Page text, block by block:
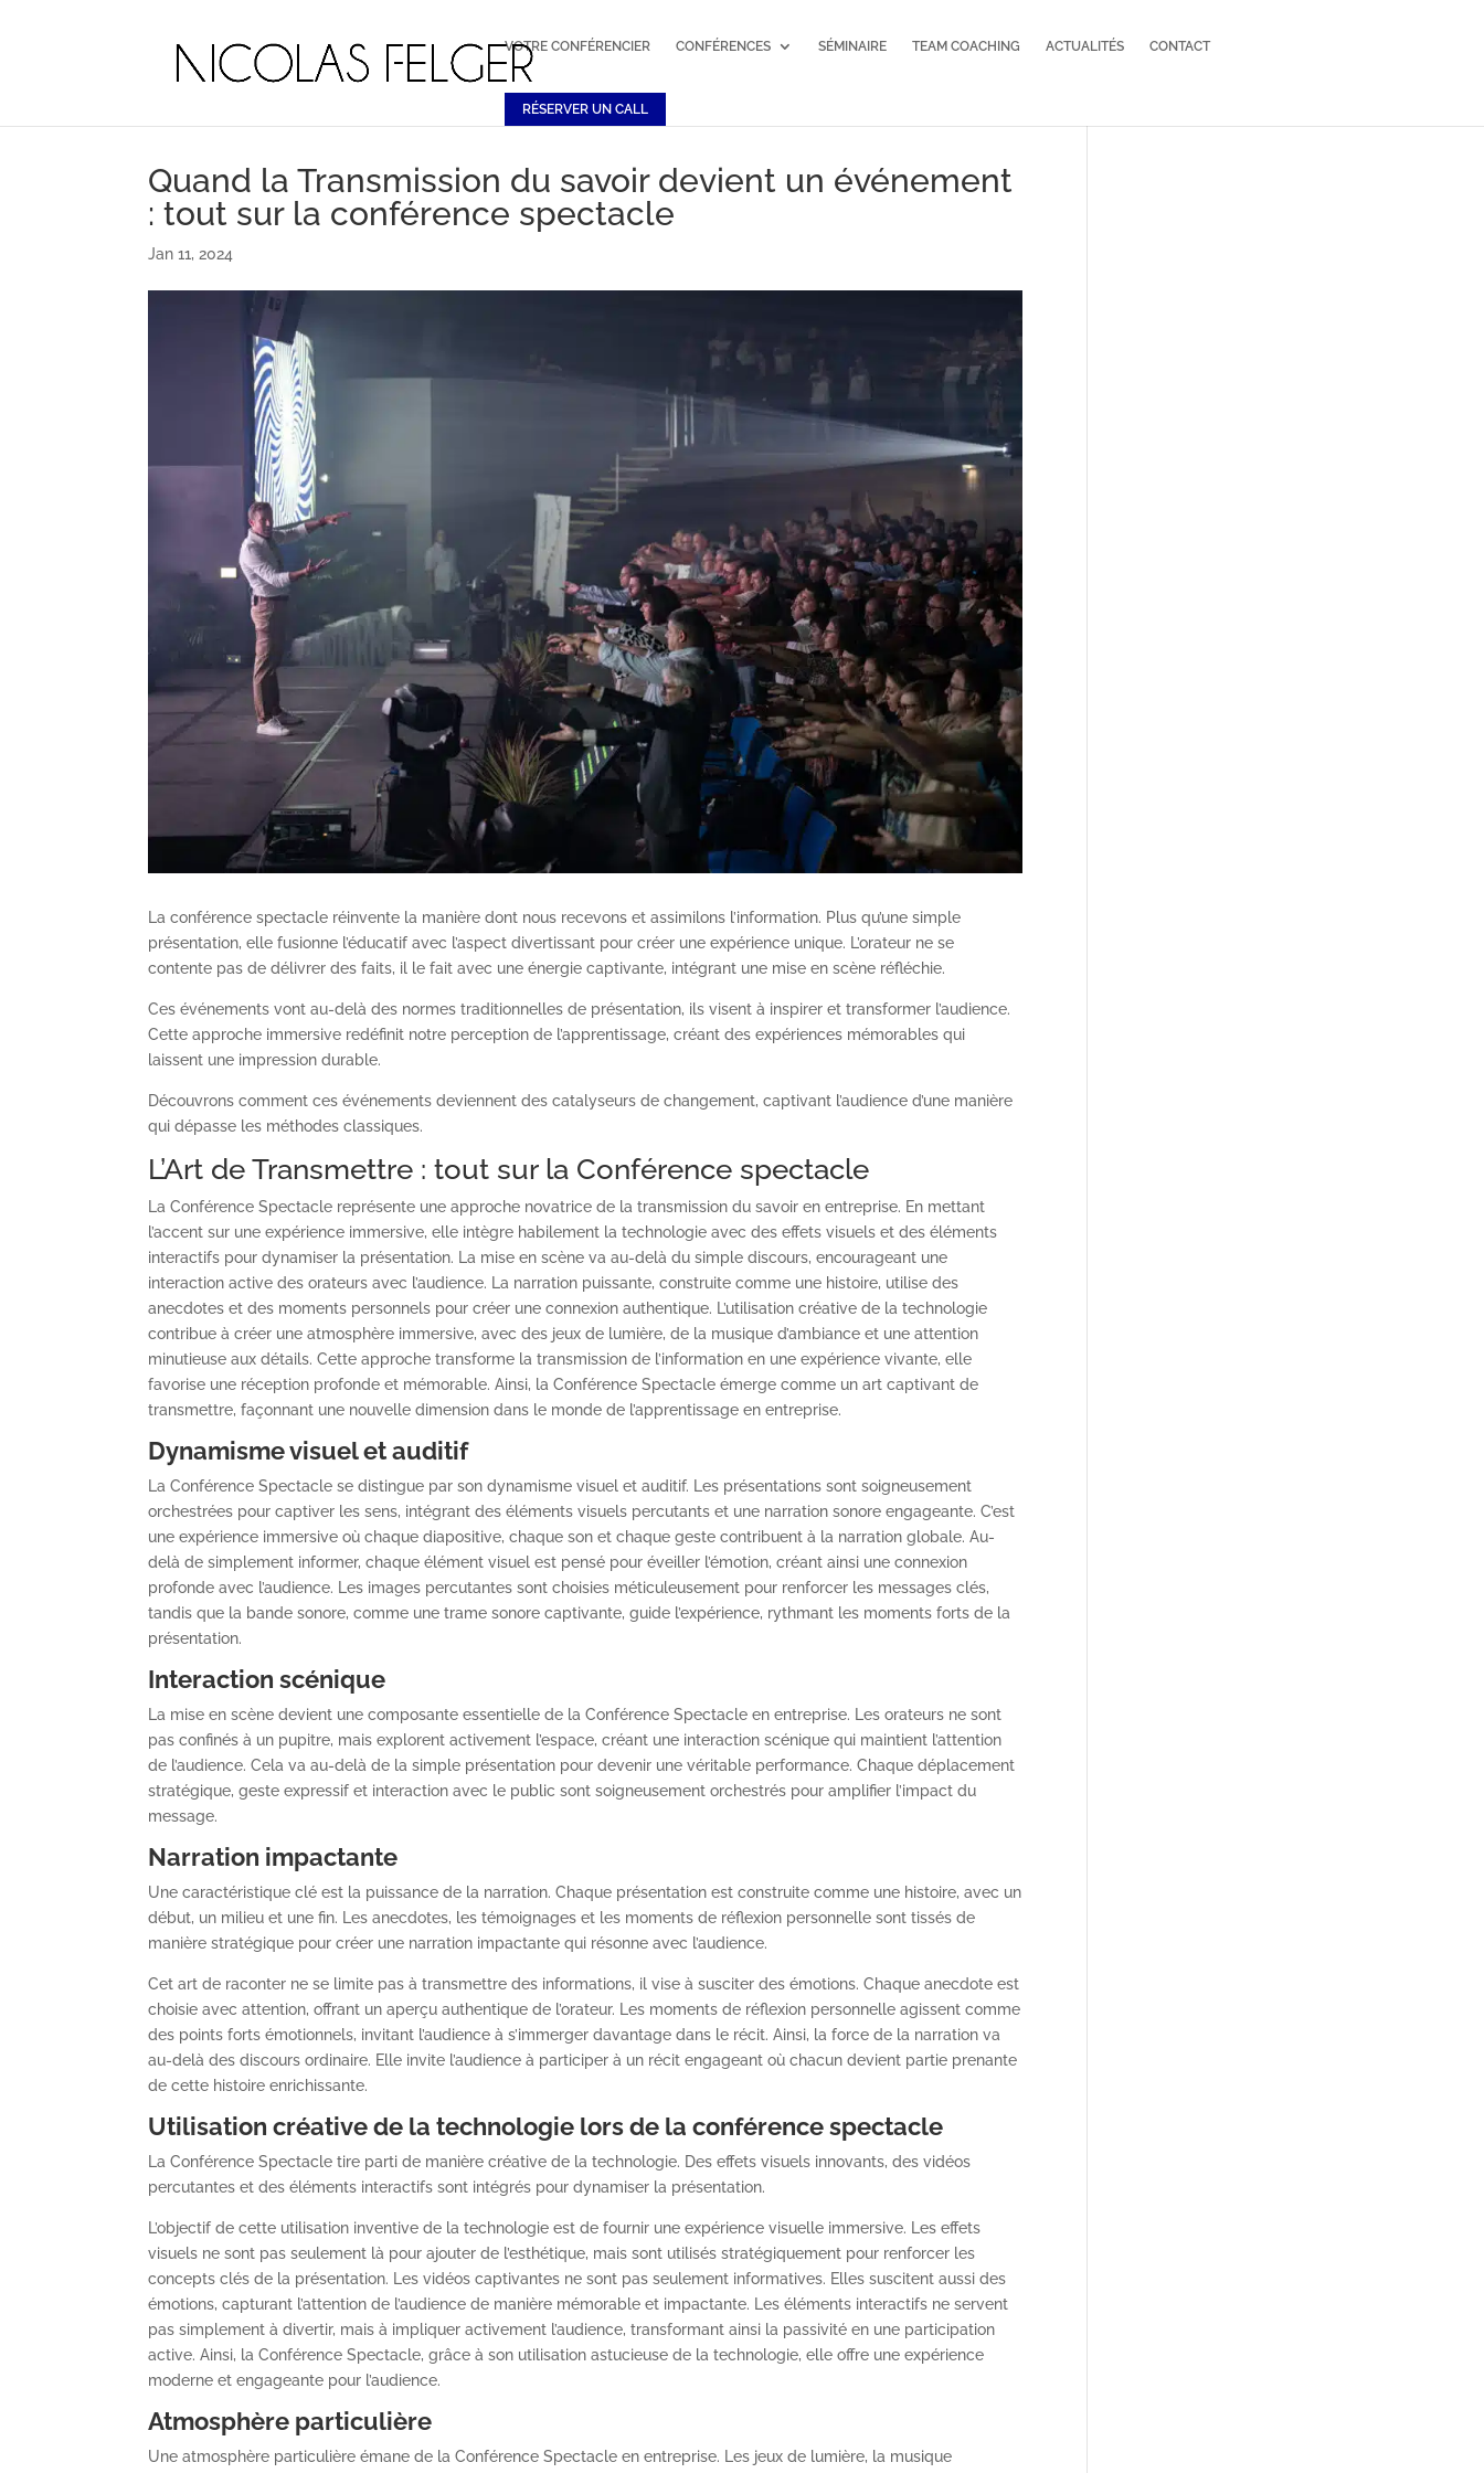
VOTRE CONFÉRENCIER CONFÉRENCES SÉMINAIRE TEAM COACHING ACTUALITÉS CONTACT
RÉSERVER UN CALL
Quand la Transmission du savoir devient un événement
: tout sur la conférence spectacle
Jan 11, 2024
La conférence spectacle réinvente la manière dont nous recevons et assimilons l’information. Plus qu’une simple
présentation, elle fusionne l’éducatif avec l’aspect divertissant pour créer une expérience unique. L’orateur ne se
contente pas de délivrer des faits, il le fait avec une énergie captivante, intégrant une mise en scène réfléchie.
Ces événements vont au-delà des normes traditionnelles de présentation, ils visent à inspirer et transformer l’audience.
Cette approche immersive redéfinit notre perception de l’apprentissage, créant des expériences mémorables qui
laissent une impression durable.
Découvrons comment ces événements deviennent des catalyseurs de changement, captivant l’audience d’une manière
qui dépasse les méthodes classiques.
L’Art de Transmettre : tout sur la Conférence spectacle
La Conférence Spectacle représente une approche novatrice de la transmission du savoir en entreprise. En mettant
l’accent sur une expérience immersive, elle intègre habilement la technologie avec des effets visuels et des éléments
interactifs pour dynamiser la présentation. La mise en scène va au-delà du simple discours, encourageant une
interaction active des orateurs avec l’audience. La narration puissante, construite comme une histoire, utilise des
anecdotes et des moments personnels pour créer une connexion authentique. L’utilisation créative de la technologie
contribue à créer une atmosphère immersive, avec des jeux de lumière, de la musique d’ambiance et une attention
minutieuse aux détails. Cette approche transforme la transmission de l’information en une expérience vivante, elle
favorise une réception profonde et mémorable. Ainsi, la Conférence Spectacle émerge comme un art captivant de
transmettre, façonnant une nouvelle dimension dans le monde de l’apprentissage en entreprise.
Dynamisme visuel et auditif
La Conférence Spectacle se distingue par son dynamisme visuel et auditif. Les présentations sont soigneusement
orchestrées pour captiver les sens, intégrant des éléments visuels percutants et une narration sonore engageante. C’est
une expérience immersive où chaque diapositive, chaque son et chaque geste contribuent à la narration globale. Au-
delà de simplement informer, chaque élément visuel est pensé pour éveiller l’émotion, créant ainsi une connexion
profonde avec l’audience. Les images percutantes sont choisies méticuleusement pour renforcer les messages clés,
tandis que la bande sonore, comme une trame sonore captivante, guide l’expérience, rythmant les moments forts de la
présentation.
Interaction scénique
La mise en scène devient une composante essentielle de la Conférence Spectacle en entreprise. Les orateurs ne sont
pas confinés à un pupitre, mais explorent activement l’espace, créant une interaction scénique qui maintient l’attention
de l’audience. Cela va au-delà de la simple présentation pour devenir une véritable performance. Chaque déplacement
stratégique, geste expressif et interaction avec le public sont soigneusement orchestrés pour amplifier l’impact du
message.
Narration impactante
Une caractéristique clé est la puissance de la narration. Chaque présentation est construite comme une histoire, avec un
début, un milieu et une fin. Les anecdotes, les témoignages et les moments de réflexion personnelle sont tissés de
manière stratégique pour créer une narration impactante qui résonne avec l’audience.
Cet art de raconter ne se limite pas à transmettre des informations, il vise à susciter des émotions. Chaque anecdote est
choisie avec attention, offrant un aperçu authentique de l’orateur. Les moments de réflexion personnelle agissent comme
des points forts émotionnels, invitant l’audience à s’immerger davantage dans le récit. Ainsi, la force de la narration va
au-delà des discours ordinaire. Elle invite l’audience à participer à un récit engageant où chacun devient partie prenante
de cette histoire enrichissante.
Utilisation créative de la technologie lors de la conférence spectacle
La Conférence Spectacle tire parti de manière créative de la technologie. Des effets visuels innovants, des vidéos
percutantes et des éléments interactifs sont intégrés pour dynamiser la présentation.
L’objectif de cette utilisation inventive de la technologie est de fournir une expérience visuelle immersive. Les effets
visuels ne sont pas seulement là pour ajouter de l’esthétique, mais sont utilisés stratégiquement pour renforcer les
concepts clés de la présentation. Les vidéos captivantes ne sont pas seulement informatives. Elles suscitent aussi des
émotions, capturant l’attention de l’audience de manière mémorable et impactante. Les éléments interactifs ne servent
pas simplement à divertir, mais à impliquer activement l’audience, transformant ainsi la passivité en une participation
active. Ainsi, la Conférence Spectacle, grâce à son utilisation astucieuse de la technologie, elle offre une expérience
moderne et engageante pour l’audience.
Atmosphère particulière
Une atmosphère particulière émane de la Conférence Spectacle en entreprise. Les jeux de lumière, la musique